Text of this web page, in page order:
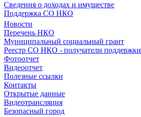
Сведения о доходах и имуществе
Поддержка СО НКО
Новости
Перечень НКО
Муниципальный социальный грант
Реестр СО НКО - получатели поддержки
Фотоотчет
Видеоотчет
Полезные ссылки
Контакты
Открытые данные
Видеотрансляция
Безопасный город